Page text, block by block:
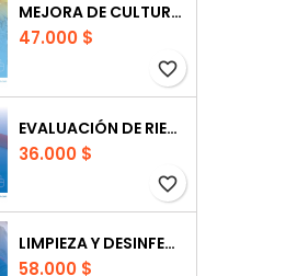
MEJORA DE CULTURA DE INOCUIDAD ALIMENTARIA
47.000 $
favorite_border
EVALUACIÓN DE RIESGOS ENFOQUE LIMPIEZA
36.000 $
favorite_border
LIMPIEZA Y DESINFECCIÓN NIVEL JEFATURAS Y SUPERVISORES
58.000 $